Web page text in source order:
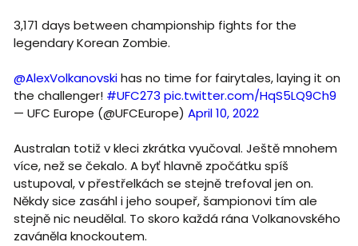
3,171 days between championship fights for the
legendary Korean Zombie.
@AlexVolkanovskihas no time for fairytales, laying it on
the challenger! #UFC273 pic.twitter.com/HqS5LQ9Ch9
— UFC Europe (@UFCEurope) April 10, 2022
Australan totiž v kleci zkrátka vyučoval. Ještě mnohem
více, než se čekalo. A byť hlavně zpočátku spíš
ustupoval, v přestřelkách se stejně trefoval jen on.
Někdy sice zasáhl i jeho soupeř, šampionovi tím ale
stejně nic neudělal. To skoro každá rána Volkanovského
zaváněla knockoutem.